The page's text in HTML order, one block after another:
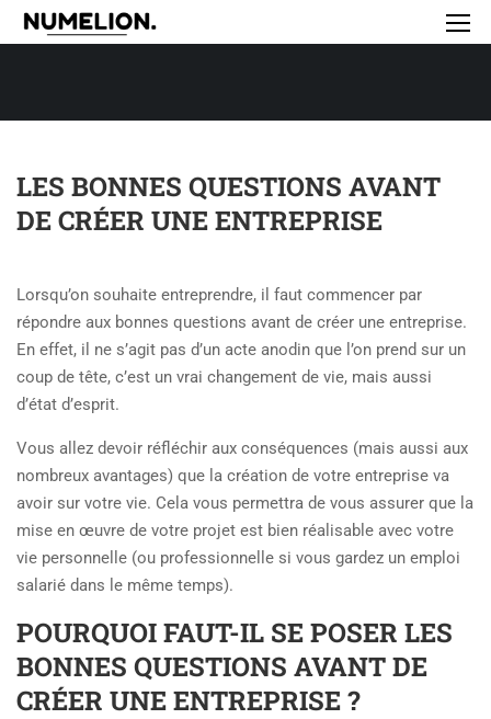
LES BONNES QUESTIONS AVANT
DE CRÉER UNE ENTREPRISE
Lorsqu’on souhaite entreprendre, il faut commencer par
répondre aux bonnes questions avant de créer une entreprise.
En effet, il ne s’agit pas d’un acte anodin que l’on prend sur un
coup de tête, c’est un vrai changement de vie, mais aussi
d’état d’esprit.
Vous allez devoir réfléchir aux conséquences (mais aussi aux
nombreux avantages) que la création de votre entreprise va
avoir sur votre vie. Cela vous permettra de vous assurer que la
mise en œuvre de votre projet est bien réalisable avec votre
vie personnelle (ou professionnelle si vous gardez un emploi
salarié dans le même temps).
POURQUOI FAUT-IL SE POSER LES
BONNES QUESTIONS AVANT DE
CRÉER UNE ENTREPRISE ?